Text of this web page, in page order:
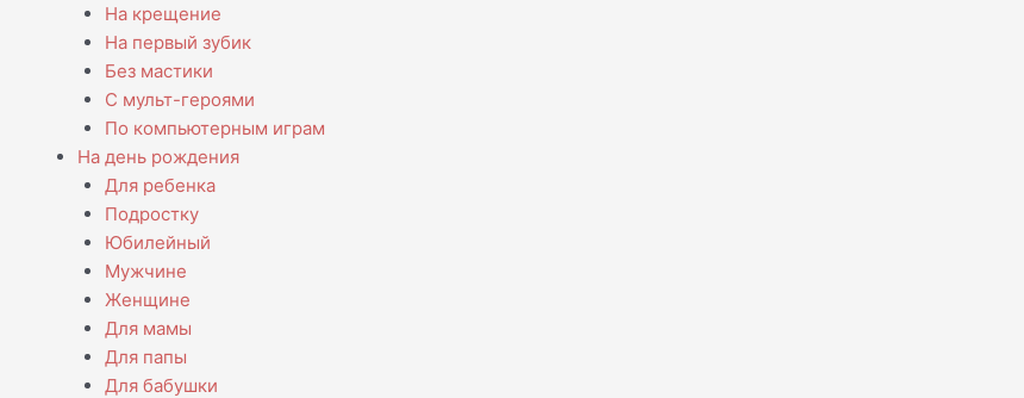
На крещение
На первый зубик
Без мастики
С мульт-героями
По компьютерным играм
На день рождения
Для ребенка
Подростку
Юбилейный
Мужчине
Женщине
Для мамы
Для папы
Для бабушки